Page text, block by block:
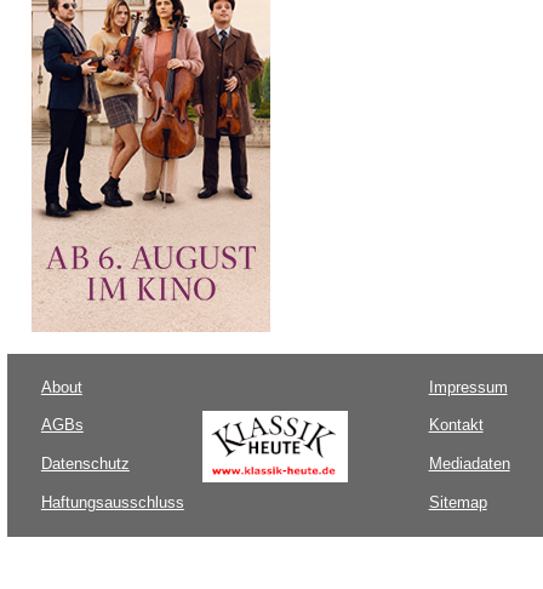
About
AGBs
Datenschutz
Haftungsausschluss
Impressum
Kontakt
Mediadaten
Sitemap